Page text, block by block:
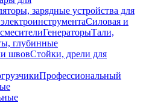
зарядные устройства для
Силовая и
ГенераторыТали,
глубинные
швовСтойки, дрели для
Профессиональный